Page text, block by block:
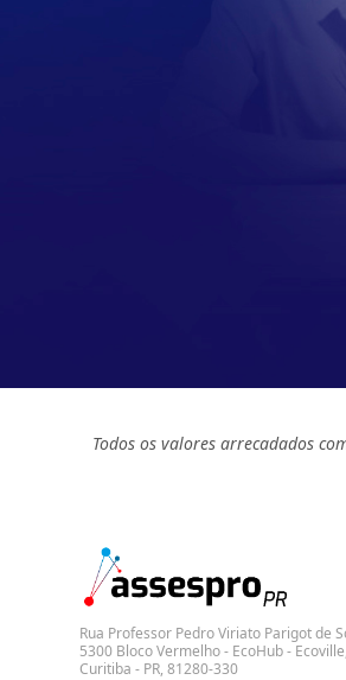
Todos os valores arrecadados
Rua Professor Pedro Viriato Parigot de
5300 Bloco Vermelho - EcoHub - Ecoville,
Curitiba - PR, 81280-330